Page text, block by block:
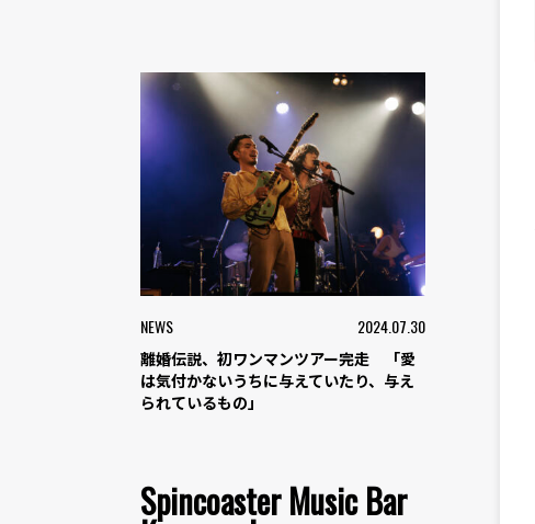
NEWS 2024.07.30
離婚伝説、初ワンマンツアー完走 「愛
は気付かないうちに与えていたり、与え
られているもの」
Spincoaster Music Bar